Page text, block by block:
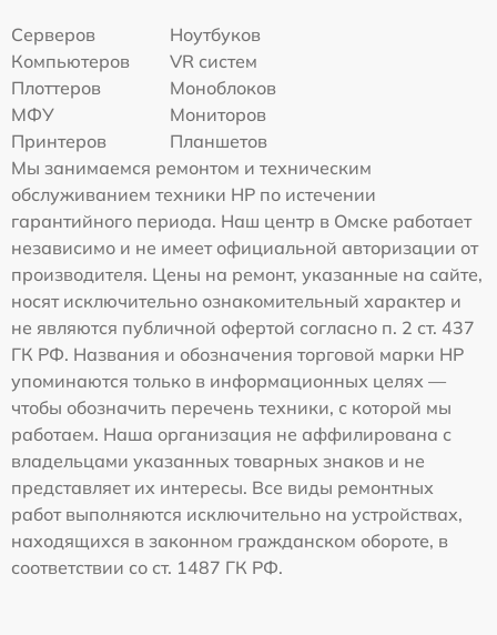
Серверов
Ноутбуков
Компьютеров
VR систем
Плоттеров
Моноблоков
МФУ
Мониторов
Принтеров
Планшетов
Мы занимаемся ремонтом и техническим
обслуживанием техники HP по истечении
гарантийного периода. Наш центр в Омске работает
независимо и не имеет официальной авторизации от
производителя. Цены на ремонт, указанные на сайте,
носят исключительно ознакомительный характер и
не являются публичной офертой согласно п. 2 ст. 437
ГК РФ. Названия и обозначения торговой марки HP
упоминаются только в информационных целях —
чтобы обозначить перечень техники, с которой мы
работаем. Наша организация не аффилирована с
владельцами указанных товарных знаков и не
представляет их интересы. Все виды ремонтных
работ выполняются исключительно на устройствах,
находящихся в законном гражданском обороте, в
соответствии со ст. 1487 ГК РФ.